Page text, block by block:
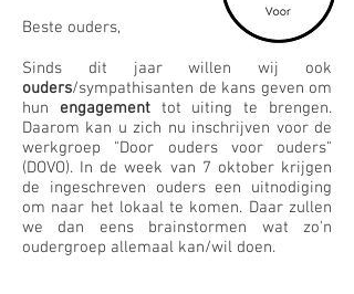
Beste ouders,
Sinds dit jaar willen wij ook
ouders/sympathisanten de kans geven om
hun engagementtot uiting te brengen.
Daarom kan u zich nu inschrijven voor de
werkgroep "Door ouders voor ouders"
(DOVO). In de week van 7 oktober krijgen
de ingeschreven ouders een uitnodiging
om naar het lokaal te komen. Daar zullen
we dan eens brainstormen wat zo'n
oudergroep allemaal kan/wil doen.